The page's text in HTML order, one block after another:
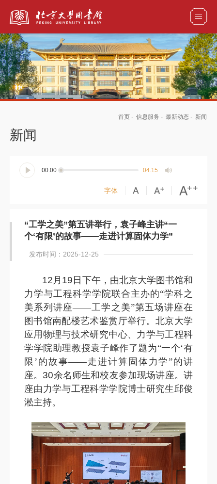
全部资源
首页 - 信息服务 - 最新动态 - 新闻
新闻
00:00 04:15
字体
“工学之美”第五讲举行，袁子峰主讲“一
个‘有限’的故事——走进计算固体力学”
发布时间：2025-12-25
12 月 19 日下午，由北京大学图书馆和
力学与工程科学学院联合主办的“学科之
美系列讲座——工学之美”第五场讲座在
图书馆南配楼艺术鉴赏厅举行。北京大学
应用物理与技术研究中心、力学与工程科
学学院助理教授袁子峰作了题为“一个‘有
限’的故事——走进计算固体力学”的讲
座。30余名师生和校友参加现场讲座。讲
座由力学与工程科学学院博士研究生邱俊
淞主持。